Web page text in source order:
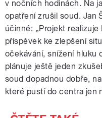
v nočních hodinách. Na
opatření zrušil soud. Jan
účinné: „Projekt
příspěvek ke zlepšení
očekávání, snížení hluku
plánuje ještě jeden
soud dopadnou dobře,
které pustí do centra jen